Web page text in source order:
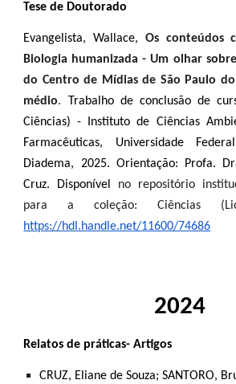
Tese de Doutorado
Evangelista, Wallace, Os conteúdos
Biologia humanizada - Um olhar
do Centro de Mídias de São Paulo
médio. Trabalho de conclusão de
Ciências) - Instituto de Ciências
Farmacêuticas, Universidade
Diadema, 2025. Orientação: Profa.
Cruz. Disponível no repositório
para a coleção: Ciências
https://hdl.handle.net/11600/74686
2024
Relatos de práticas- Artigos
CRUZ, Eliane de Souza; SANTORO,